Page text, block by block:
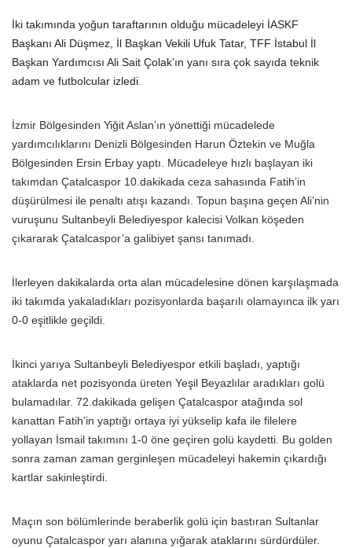
İki takımında yoğun taraftarının olduğu mücadeleyi İASKF
Başkanı Ali Düşmez, İl Başkan Vekili Ufuk Tatar, TFF İstabul İl
Başkan Yardımcısı Ali Sait Çolak’ın yanı sıra çok sayıda teknik
adam ve futbolcular izledi.
İzmir Bölgesinden Yiğit Aslan’ın yönettiği mücadelede
yardımcılıklarını Denizli Bölgesinden Harun Öztekin ve Muğla
Bölgesinden Ersin Erbay yaptı. Mücadeleye hızlı başlayan iki
takımdan Çatalcaspor 10.dakikada ceza sahasında Fatih’in
düşürülmesi ile penaltı atışı kazandı. Topun başına geçen Ali’nin
vuruşunu Sultanbeyli Belediyespor kalecisi Volkan köşeden
çıkararak Çatalcaspor’a galibiyet şansı tanımadı.
İlerleyen dakikalarda orta alan mücadelesine dönen karşılaşmada
iki takımda yakaladıkları pozisyonlarda başarılı olamayınca ilk yarı
0-0 eşitlikle geçildi.
İkinci yarıya Sultanbeyli Belediyespor etkili başladı, yaptığı
ataklarda net pozisyonda üreten Yeşil Beyazlılar aradıkları golü
bulamadılar. 72.dakikada gelişen Çatalcaspor atağında sol
kanattan Fatih’in yaptığı ortaya iyi yükselip kafa ile filelere
yollayan İsmail takımını 1-0 öne geçiren golü kaydetti. Bu golden
sonra zaman zaman gerginleşen mücadeleyi hakemin çıkardığı
kartlar sakinleştirdi.
Maçın son bölümlerinde beraberlik golü için bastıran Sultanlar
oyunu Çatalcaspor yarı alanına yığarak ataklarını sürdürdüler.